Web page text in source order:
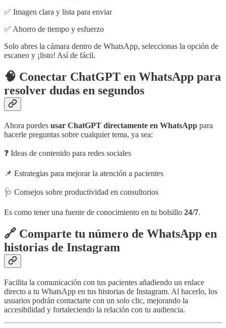
✅ Imagen clara y lista para enviar
✅ Ahorro de tiempo y esfuerzo
Solo abres la cámara dentro de WhatsApp, seleccionas la opción de
escaneo y ¡listo! Así de fácil.
🧠 Conectar ChatGPT en WhatsApp para
resolver dudas en segundos
Ahora puedes usar ChatGPT directamente en WhatsApp para
hacerle preguntas sobre cualquier tema, ya sea:
❓ Ideas de contenido para redes sociales
📌 Estrategias para mejorar la atención a pacientes
🩺 Consejos sobre productividad en consultorios
Es como tener una fuente de conocimiento en tu bolsillo 24/7.
🔗 Comparte tu número de WhatsApp en
historias de Instagram
Facilita la comunicación con tus pacientes añadiendo un enlace
directo a tu WhatsApp en tus historias de Instagram. Al hacerlo, los
usuarios podrán contactarte con un solo clic, mejorando la
accesibilidad y fortaleciendo la relación con tu audiencia.